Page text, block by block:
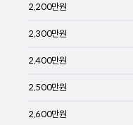
2,200만원
2,300만원
2,400만원
2,500만원
2,600만원